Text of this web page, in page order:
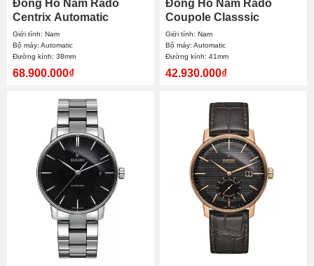
Đồng Hồ Nam Rado
Centrix Automatic
R30179114 38mm
Giới tính: Nam
Bộ máy: Automatic
Đường kính: 38mm
68.900.000₫
Đồng Hồ Nam Rado
Coupole Classsic
Automatic R22877025
41mm
Giới tính: Nam
Bộ máy: Automatic
Đường kính: 41mm
42.930.000₫